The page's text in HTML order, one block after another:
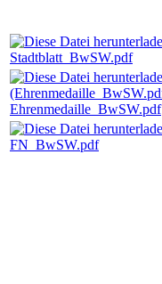
Stadtblatt_BwSW.pdf
Ehrenmedaille_BwSW.pdf
FN_BwSW.pdf